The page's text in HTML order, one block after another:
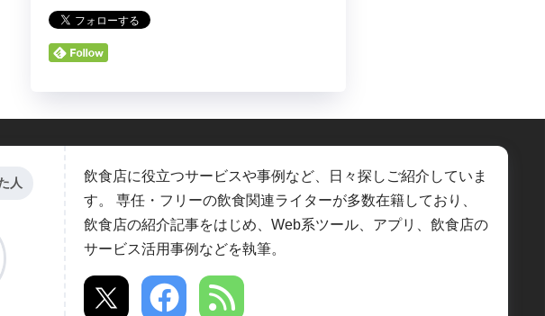
人
飲食店に役立つサービスや事例など、日々探しご紹介していま
す。 専任・フリーの飲食関連ライターが多数在籍しており、
飲食店の紹介記事をはじめ、Web系ツール、アプリ、飲食店の
サービス活用事例などを執筆。